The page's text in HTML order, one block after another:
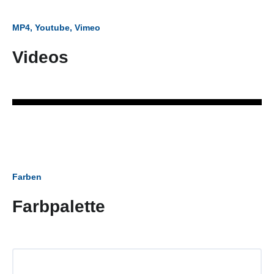
MP4, Youtube, Vimeo
Videos
Farben
Farbpalette